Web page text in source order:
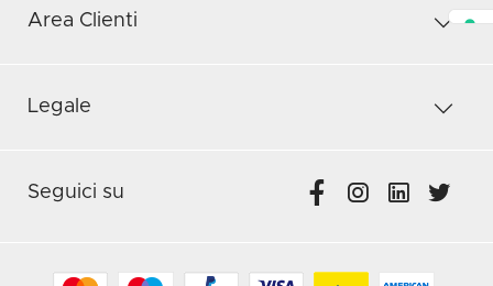
Area Clienti
Legale
Seguici su